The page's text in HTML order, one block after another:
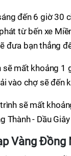
đến 6 giờ 30
từ bến xe
đưa bạn thẳng
mất khoảng
vào chợ sẽ đến
sẽ mất
Thành - Dầu
Vàng Đồng